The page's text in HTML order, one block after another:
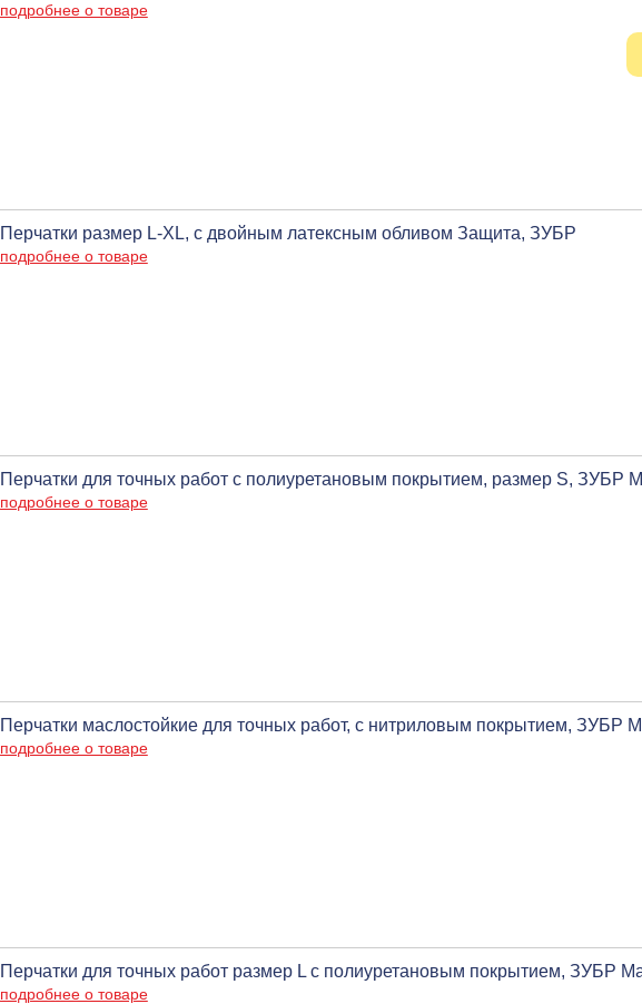
подробнее о товаре
Перчатки размер L-XL, с двойным латексным обливом Защита, ЗУБР
подробнее о товаре
Перчатки для точных работ с полиуретановым покрытием, размер S, ЗУБР
подробнее о товаре
Перчатки маслостойкие для точных работ, с нитриловым покрытием, ЗУБР
подробнее о товаре
Перчатки для точных работ размер L с полиуретановым покрытием, ЗУБР
подробнее о товаре